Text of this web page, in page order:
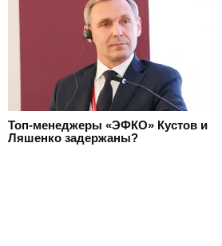
Топ-менеджеры «ЭФКО» Кустов и
Ляшенко задержаны?